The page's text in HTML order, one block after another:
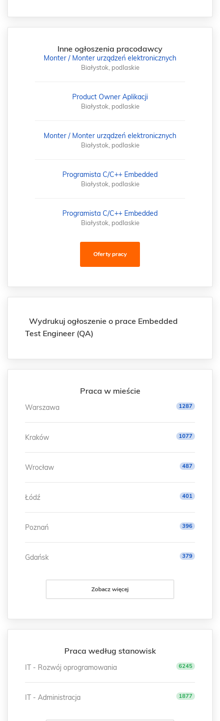
Inne ogłoszenia pracodawcy
Monter / Monter urządzeń elektronicznych
Białystok, podlaskie
Product Owner Aplikacji
Białystok, podlaskie
Monter / Monter urządzeń elektronicznych
Białystok, podlaskie
Programista C/C++ Embedded
Białystok, podlaskie
Programista C/C++ Embedded
Białystok, podlaskie
Oferty pracy
Wydrukuj ogłoszenie o prace Embedded
Test Engineer (QA)
Praca w mieście
Warszawa 1287
Kraków 1077
Wrocław 487
Łódź 401
Poznań 396
Gdańsk 379
Zobacz więcej
Praca według stanowisk
IT - Rozwój oprogramowania 6245
IT - Administracja 1877